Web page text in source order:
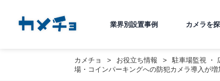
業界別設置事例 カメラを
カメチョ お役立ち情報 駐車場監視 ・
場・コインパーキングへの防犯カメラ導入が